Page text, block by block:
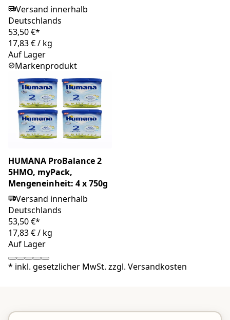
Versand innerhalb
Deutschlands
53,50 €*
17,83 €/ kg
Auf Lager
Markenprodukt
HUMANA ProBalance 2
5HMO, myPack,
Mengeneinheit: 4 x 750g
Versand innerhalb
Deutschlands
53,50 €*
17,83 €/ kg
Auf Lager
* inkl. gesetzlicher MwSt. zzgl. Versandkosten